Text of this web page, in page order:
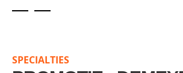
beginning
SPECIALTIES